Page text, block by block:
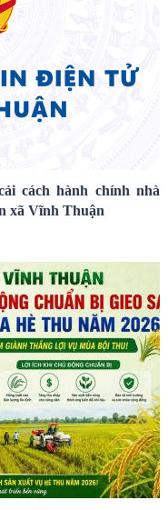
cách hành chính nhà
xã Vĩnh Thuận